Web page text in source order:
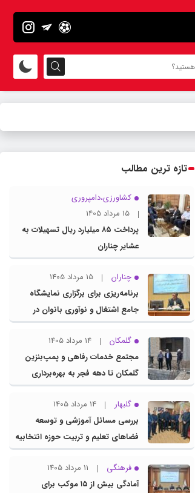
تازه ترین مطالب
کشاورزی،دامپروری
15 مرداد 1405
پرداخت ۸۵ میلیارد ریال تسهیلات به
عشایر چناران
چناران
15 مرداد 1405
برنامه‌ریزی برای برگزاری نمایشگاه
جامع اشتغال و نوآوری بانوان در
چناران
گلمکان
14 مرداد 1405
مجتمع خدمات رفاهی و پمپ‌بنزین
گلمکان تا دهه فجر به بهره‌برداری
می‌رسد
گلبهار
14 مرداد 1405
بررسی مسائل آموزشی و توسعه
فضاهای تعلیم و تربیت حوزه انتخابیه
در نشست مشترک عضو کمیسیون
آموزش مجلس با مدیرکل آموزش و
پرورش خراسان رضوی
فرهنگی
11 مرداد 1405
آمادگی بیش از ۱۵ موکب برای